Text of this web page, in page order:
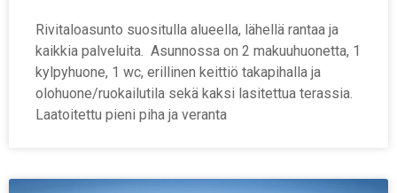
Rivitaloasunto suositulla alueella, lähellä rantaa ja
kaikkia palveluita. Asunnossa on 2 makuuhuonetta, 1
kylpyhuone, 1 wc, erillinen keittiö takapihalla ja
olohuone/ruokailutila sekä kaksi lasitettua terassia.
Laatoitettu pieni piha ja veranta